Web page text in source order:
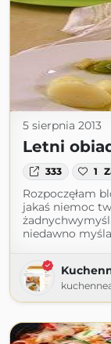
5 sierpnia 2013
Letni
333 1
Rozpoczęłam
jakaś niemoc
niedawno